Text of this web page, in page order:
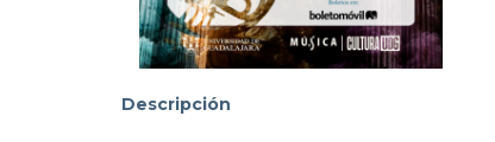
Descripción